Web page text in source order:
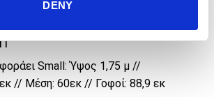
DENY
Small: Ύψος 1,75 μ //
// Μέση: 60εκ // Γοφοί: 88,9 εκ